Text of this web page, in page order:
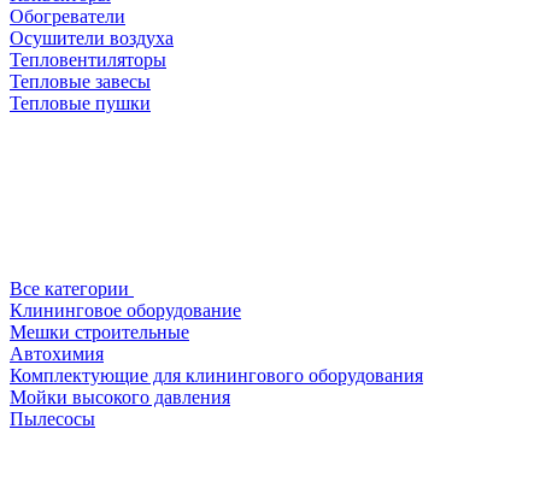
Обогреватели
Осушители воздуха
Тепловентиляторы
Тепловые завесы
Тепловые пушки
Все категории
Клининговое оборудование
Мешки строительные
Автохимия
Комплектующие для клинингового оборудования
Мойки высокого давления
Пылесосы